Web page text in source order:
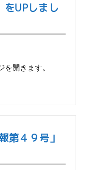
UPしまし
開きます。
第４９号」